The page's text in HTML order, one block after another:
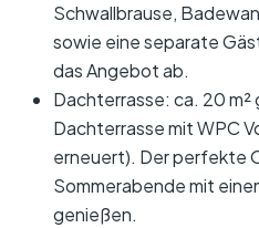
Schwallbrause,
sowie eine separate
das Angebot ab.
Dachterrasse: ca. 20
Dachterrasse mit WPC
erneuert). Der perfekte
Sommerabende mit
genießen.